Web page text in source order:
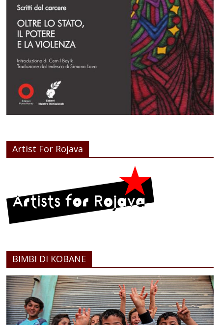
Artist For Rojava
BIMBI DI KOBANE